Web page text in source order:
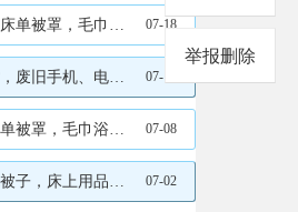
、电话：17733988083 07-18
话：19103207180 07-14
址、电话：17733988083 07-08
、电话：19103207180 07-02
举报删除